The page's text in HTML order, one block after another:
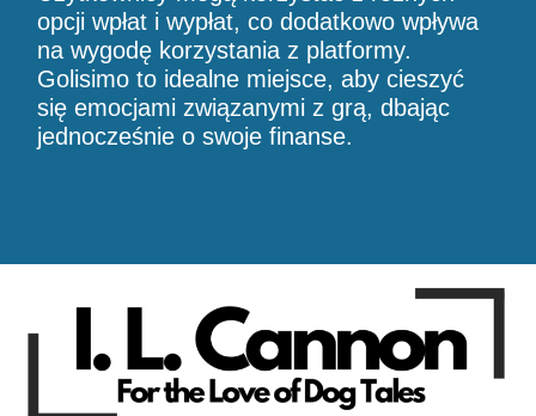
opcji wpłat i wypłat, co dodatkowo wpływa
na wygodę korzystania z platformy.
Golisimo to idealne miejsce, aby cieszyć
się emocjami związanymi z grą, dbając
jednocześnie o swoje finanse.